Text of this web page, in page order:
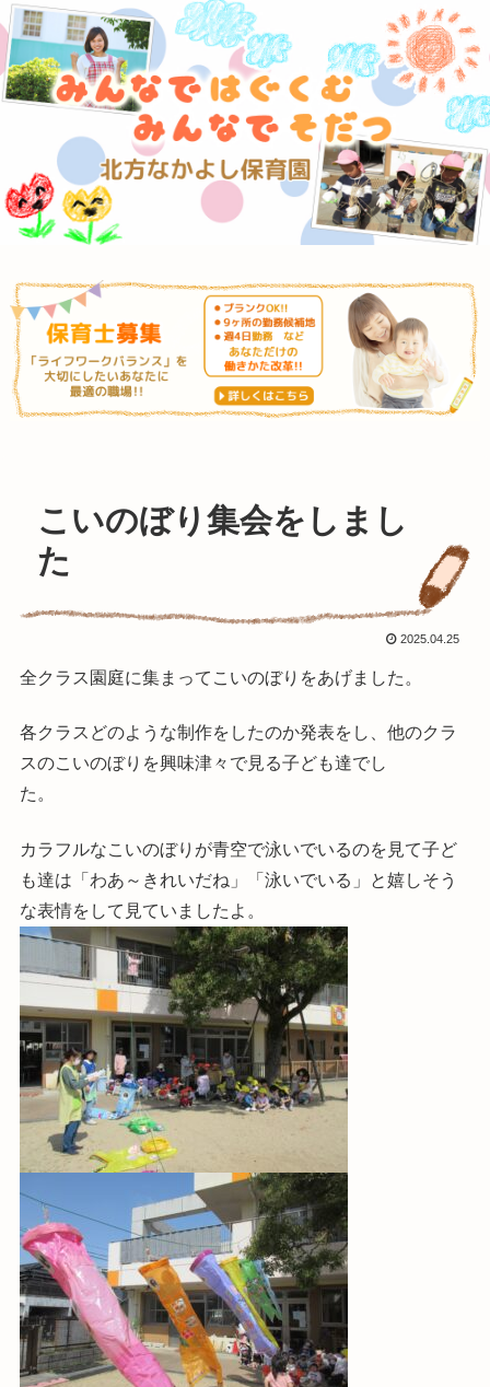
こいのぼり集会をしまし
た
2025.04.25
全クラス園庭に集まってこいのぼりをあげました。
各クラスどのような制作をしたのか発表をし、他のクラ
スのこいのぼりを興味津々で見る子ども達でし
た。
カラフルなこいのぼりが青空で泳いでいるのを見て子ど
も達は「わあ～きれいだね」「泳いでいる」と嬉しそう
な表情をして見ていましたよ。